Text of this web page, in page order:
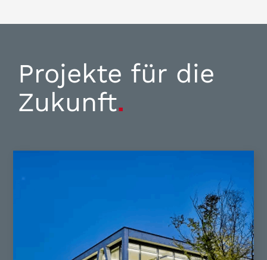
Projekte für die
Zukunft.